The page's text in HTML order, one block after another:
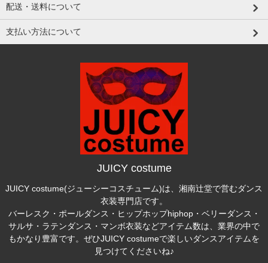
配送・送料について
支払い方法について
JUICY costume
JUICY costume(ジューシーコスチューム)は、湘南辻堂で営むダンス
衣装専門店です。
バーレスク・ポールダンス・ヒップホップhiphop・ベリーダンス・
サルサ・ラテンダンス・マンボ衣装などアイテム数は、業界の中で
もかなり豊富です。ぜひJUICY costumeで楽しいダンスアイテムを
見つけてくださいね♪